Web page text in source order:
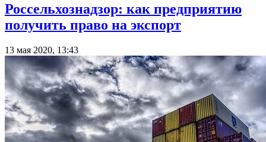
Россельхознадзор: как предприятию
получить право на экспорт
13 мая 2020, 13:43